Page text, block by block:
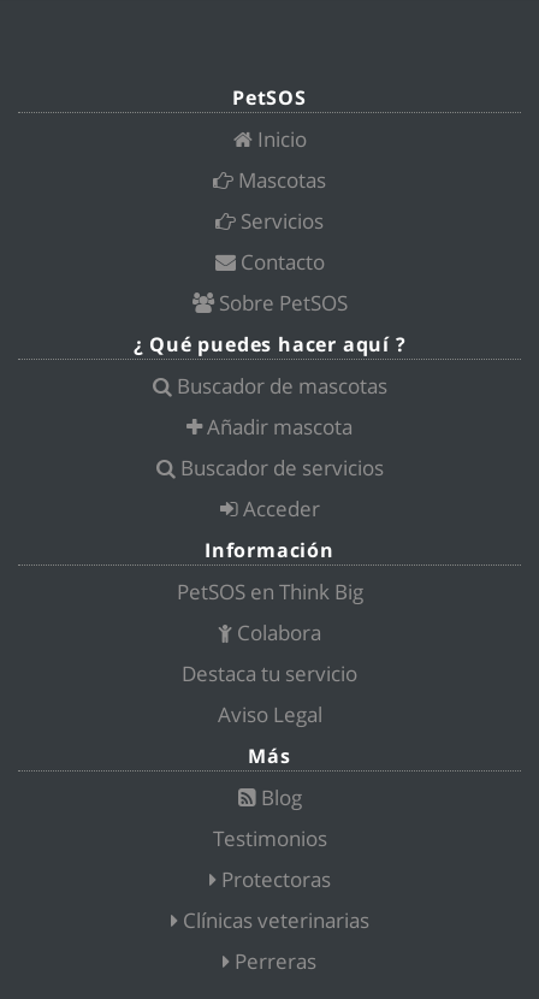
PetSOS
Inicio
Mascotas
Servicios
Contacto
Sobre PetSOS
¿ Qué puedes hacer aquí ?
Buscador de mascotas
Añadir mascota
Buscador de servicios
Acceder
Información
PetSOS en Think Big
Colabora
Destaca tu servicio
Aviso Legal
Más
Blog
Testimonios
Protectoras
Clínicas veterinarias
Perreras